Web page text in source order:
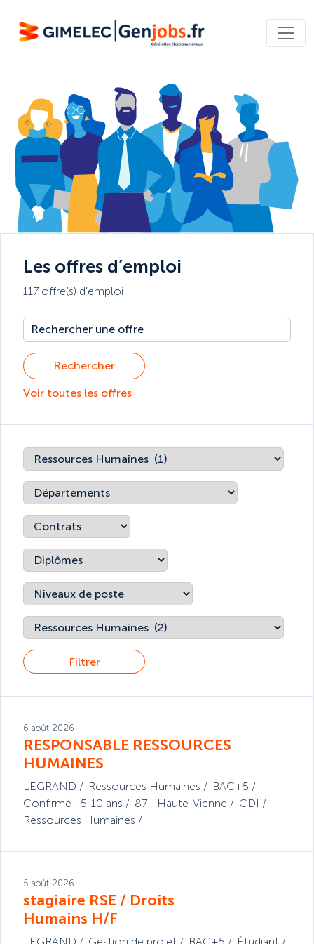
Les offres d’emploi
117 offre(s) d’emploi
Rechercher
Voir toutes les offres
Filtrer
6 août 2026
RESPONSABLE RESSOURCES
HUMAINES
LEGRAND Ressources Humaines
BAC+5
Confirmé : 5-10 ans
87 - Haute-Vienne
CDI
Ressources Humaines
5 août 2026
stagiaire RSE / Droits
Humains H/F